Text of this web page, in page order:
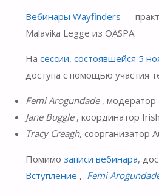
n
o
kl
as
s
ni
ki
Вебинары Wayfinders —
Malavika Legge из OASPA.
На сессии, состоявшейся 5
доступа с помощью участия
Femi Arogundade, модератор
Jane Buggle, координатор
Tracy Creagh, соорганизатор
Помимо записи вебинара,
Вступление , Femi